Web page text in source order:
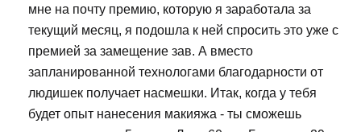
мне на почту премию, которую я заработала за
текущий месяц, я подошла к ней спросить это уже с
премией за замещение зав. А вместо
запланированной технологами благодарности от
людишек получает насмешки. Итак, когда у тебя
будет опыт нанесения макияжа - ты сможешь